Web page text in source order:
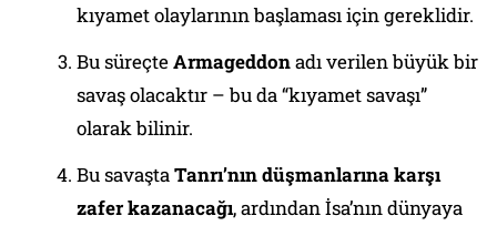
kıyamet olaylarının başlaması için gereklidir.
Bu süreçteArmageddonadı verilen büyük bir
savaş olacaktır – bu da “kıyamet savaşı”
olarak bilinir.
Bu savaştaTanrı’nın düşmanlarına karşı
zafer kazanacağı, ardından İsa’nın dünyaya